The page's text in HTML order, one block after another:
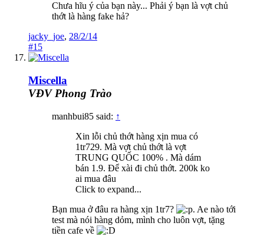
Chưa hĩu ý của bạn này... Phải ý bạn là vợt chủ
thớt là hàng fake hả?
jacky_joe, 28/2/14
#15
Miscella
VĐV Phong Trào
manhbui85 said: ↑
Xin lỗi chủ thớt hàng xịn mua có
1tr729. Mà vợt chủ thớt là vợt
TRUNG QUỐC 100% . Mà dám
bán 1.9. Để xài đi chủ thớt. 200k ko
ai mua đâu
Click to expand...
Bạn mua ở đâu ra hàng xịn 1tr7?
. Ae nào tới
test mà nói hàng dỏm, mình cho luôn vợt, tặng
tiền cafe về